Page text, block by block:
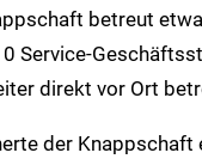
betreut
Service-
direkt vor Ort
der Knappschaft